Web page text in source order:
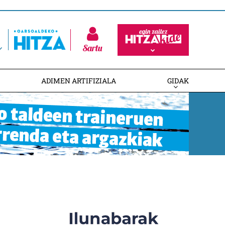
Sartu
ADIMEN ARTIFIZIALA GIDAK